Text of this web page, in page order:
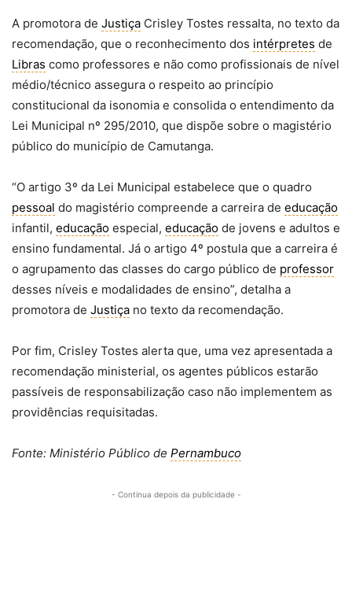
A promotora de Justiça Crisley Tostes ressalta, no texto da
recomendação, que o reconhecimento dos intérpretes de
Libras como professores e não como profissionais de nível
médio/técnico assegura o respeito ao princípio
constitucional da isonomia e consolida o entendimento da
Lei Municipal nº 295/2010, que dispõe sobre o magistério
público do município de Camutanga.
“O artigo 3º da Lei Municipal estabelece que o quadro
pessoal do magistério compreende a carreira de educação
infantil, educação especial, educação de jovens e adultos e
ensino fundamental. Já o artigo 4º postula que a carreira é
o agrupamento das classes do cargo público de professor
desses níveis e modalidades de ensino”, detalha a
promotora de Justiça no texto da recomendação.
Por fim, Crisley Tostes alerta que, uma vez apresentada a
recomendação ministerial, os agentes públicos estarão
passíveis de responsabilização caso não implementem as
providências requisitadas.
Fonte: Ministério Público de Pernambuco
- Continua depois da publicidade -